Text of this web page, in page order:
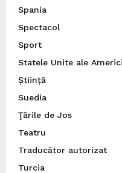
Spania
Spectacol
Sport
Statele Unite ale
Știință
Suedia
Ţările de Jos
Teatru
Traducător autorizat
Turcia